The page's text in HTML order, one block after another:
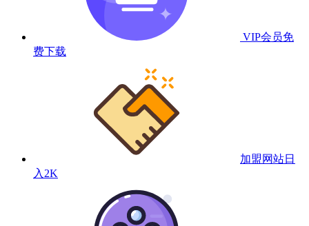
VIP会员免
费下载
加盟网站日
入2K